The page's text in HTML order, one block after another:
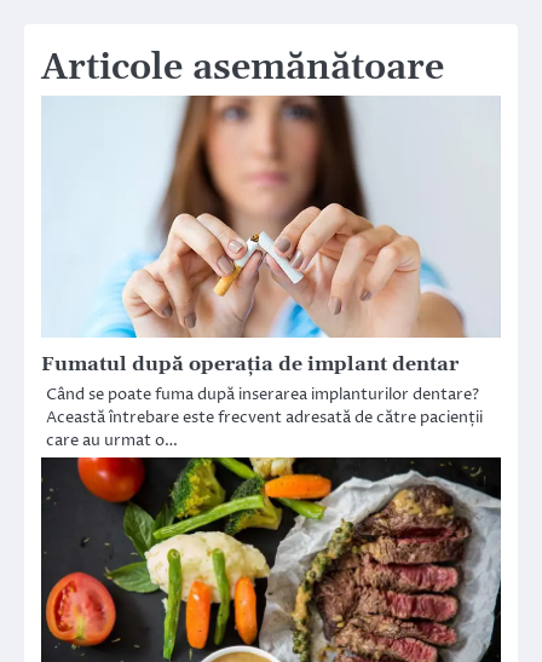
Articole asemănătoare
Fumatul după operația de implant dentar
Când se poate fuma după inserarea implanturilor dentare?
Această întrebare este frecvent adresată de către pacienții
care au urmat o…